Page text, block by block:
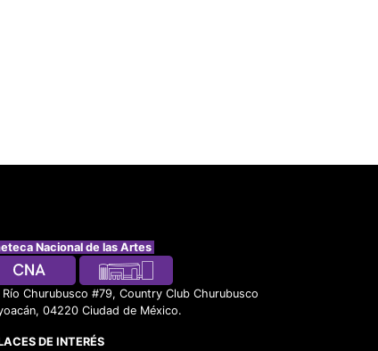
Nacional de las Artes
Río Churubusco #79, Country Club Churubusco
04220 Ciudad de México.
DE INTERÉS